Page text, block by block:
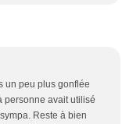
un peu plus gonflée
personne avait utilisé
Reste à bien